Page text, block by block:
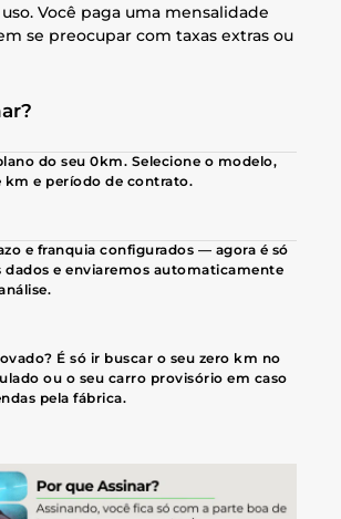
Você paga uma mensalidade
se preocupar com taxas extras ou
do seu 0km. Selecione o modelo,
km e período de contrato.
e franquia configurados — agora é só
dados e enviaremos automaticamente
É só ir buscar o seu zero km no
ou o seu carro provisório em caso
pela fábrica.